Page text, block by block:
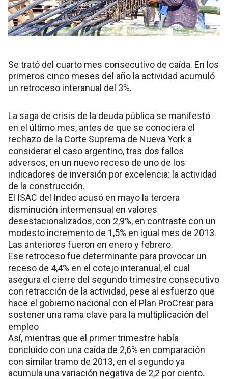
Se trató del cuarto mes consecutivo de caída. En los
primeros cinco meses del año la actividad acumuló
un retroceso interanual del 3%.
La saga de crisis de la deuda pública se manifestó
en el último mes, antes de que se conociera el
rechazo de la Corte Suprema de Nueva York a
considerar el caso argentino, tras dos fallos
adversos, en un nuevo receso de uno de los
indicadores de inversión por excelencia: la actividad
de la construcción.
El ISAC del Indec acusó en mayo la tercera
disminución intermensual en valores
desestacionalizados, con 2,9%, en contraste con un
modesto incremento de 1,5% en igual mes de 2013.
Las anteriores fueron en enero y febrero.
Ese retroceso fue determinante para provocar un
receso de 4,4% en el cotejo interanual, el cual
asegura el cierre del segundo trimestre consecutivo
con retracción de la actividad, pese al esfuerzo que
hace el gobierno nacional con el Plan ProCrear para
sostener una rama clave para la multiplicación del
empleo
Así, mientras que el primer trimestre había
concluido con una caída de 2,6% en comparación
con similar tramo de 2013, en el segundo ya
acumula una variación negativa de 2,2 por ciento.